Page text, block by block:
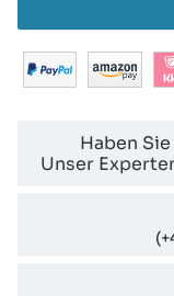
Haben
Unser